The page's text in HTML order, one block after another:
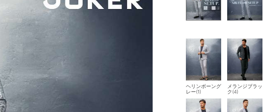
ヘリンボーング
レー(1)
メランジブラッ
ク(4)